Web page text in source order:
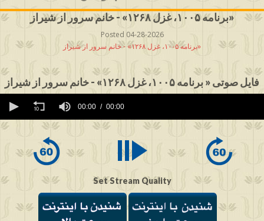
برنامه ۱۰۰۵، غزل ۱۲۶۸» - خانم سرور از شیراز»
Posted 04-28-2026
برنامه ۱۰۰۵، غزل ۱۲۶۸» - خانم سرور از شیراز»
فایل صوتی « برنامه ۱۰۰۵، غزل ۱۲۶۸» - خانم سرور از شیراز
seconds
0
00:00 00:00
Set Stream Quality